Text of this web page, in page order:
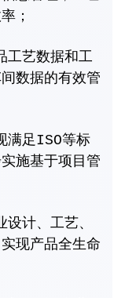
；
艺数据和工
数据的有效管
足ISO等标
施基于项目管
计、工艺、
现产品全生命